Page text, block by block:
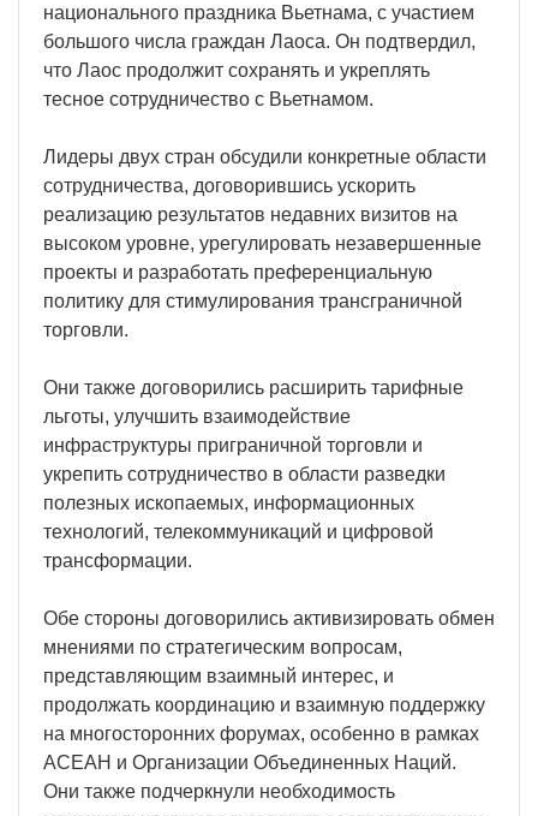
национального праздника Вьетнама, с участием
большого числа граждан Лаоса. Он подтвердил,
что Лаос продолжит сохранять и укреплять
тесное сотрудничество с Вьетнамом.
Лидеры двух стран обсудили конкретные области
сотрудничества, договорившись ускорить
реализацию результатов недавних визитов на
высоком уровне, урегулировать незавершенные
проекты и разработать преференциальную
политику для стимулирования трансграничной
торговли.
Они также договорились расширить тарифные
льготы, улучшить взаимодействие
инфраструктуры приграничной торговли и
укрепить сотрудничество в области разведки
полезных ископаемых, информационных
технологий, телекоммуникаций и цифровой
трансформации.
Обе стороны договорились активизировать обмен
мнениями по стратегическим вопросам,
представляющим взаимный интерес, и
продолжать координацию и взаимную поддержку
на многосторонних форумах, особенно в рамках
АСЕАН и Организации Объединенных Наций.
Они также подчеркнули необходимость